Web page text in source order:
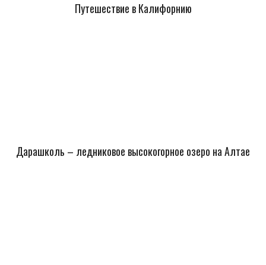
Путешествие в Калифорнию
Дарашколь – ледниковое высокогорное озеро на Алтае